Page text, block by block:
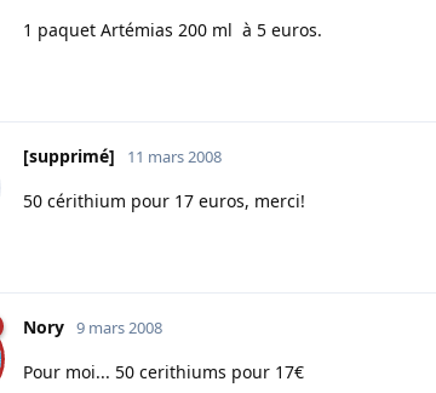
1 paquet Artémias 200 ml à 5 euros.
[supprimé] 11 mars 2008
50 cérithium pour 17 euros, merci!
Nory 9 mars 2008
Pour moi... 50 cerithiums pour 17€